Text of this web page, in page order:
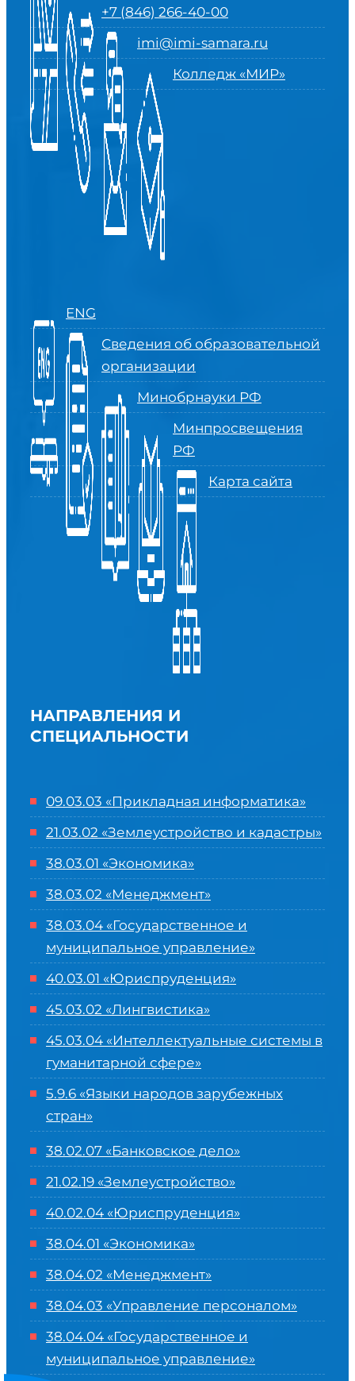
+7 (846) 266-40-00
imi@imi-samara.ru
Колледж «МИР»
ENG
Сведения об образовательной
организации
Минобрнауки РФ
Минпросвещения
РФ
Карта сайта
НАПРАВЛЕНИЯ И
СПЕЦИАЛЬНОСТИ
09.03.03 «Прикладная информатика»
21.03.02 «Землеустройство и кадастры»
38.03.01 «Экономика»
38.03.02 «Менеджмент»
38.03.04 «Государственное и
муниципальное управление»
40.03.01 «Юриспруденция»
45.03.02 «Лингвистика»
45.03.04 «Интеллектуальные системы в
гуманитарной сфере»
5.9.6 «Языки народов зарубежных
стран»
38.02.07 «Банковское дело»
21.02.19 «Землеустройство»
40.02.04 «Юриспруденция»
38.04.01 «Экономика»
38.04.02 «Менеджмент»
38.04.03 «Управление персоналом»
38.04.04 «Государственное и
муниципальное управление»